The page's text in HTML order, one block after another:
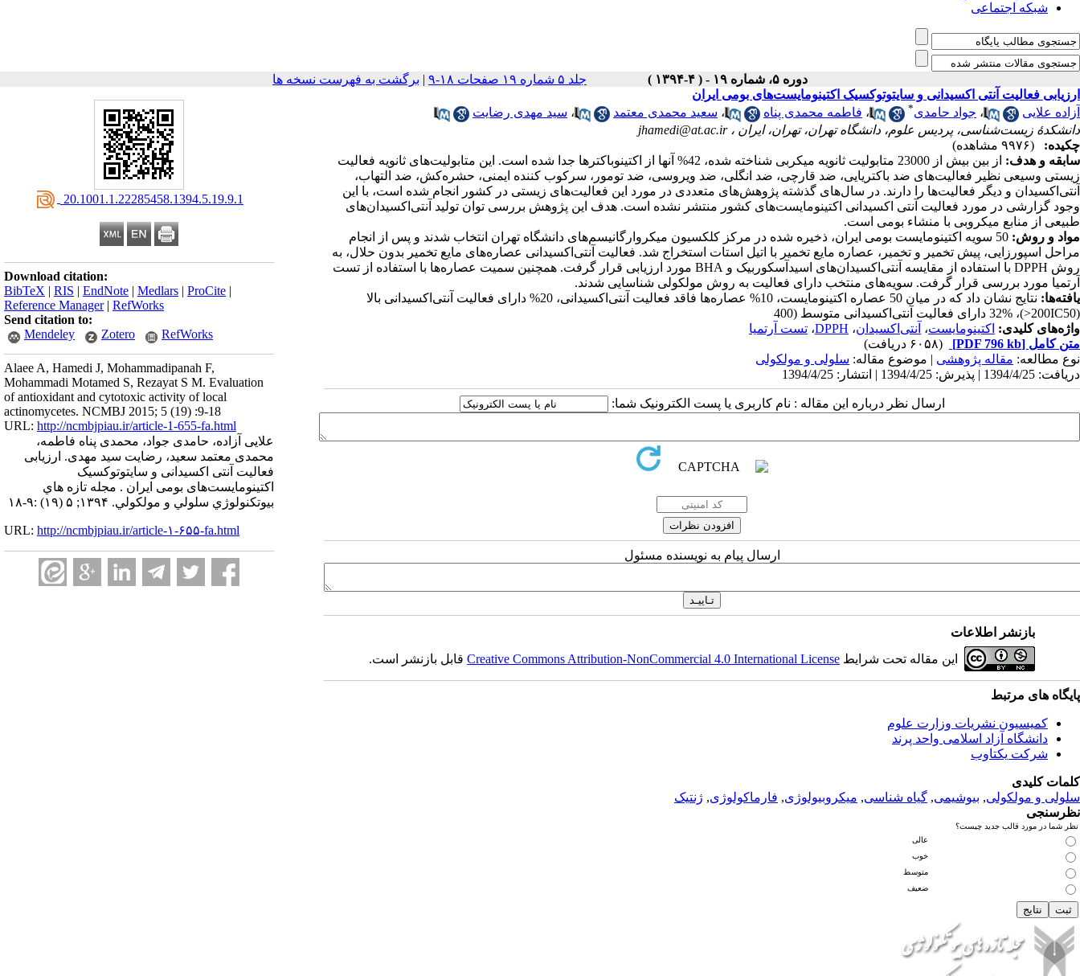
شبکه اجتماعی
دوره ۵، شماره ۱۹ - ( ۴-۱۳۹۴ ) جلد ۵ شماره ۱۹ صفحات ۱۸-۹ | برگشت به فهرست نسخه ها
‎ 20.1001.1.22285458.1394.5.19.9.1
Download citation:
BibTeX | RIS | EndNote | Medlars | ProCite |
Reference Manager| RefWorks
Send citation to:
Mendeley
Zotero RefWorks
Alaee A, Hamedi J, Mohammadipanah F,
Mohammadi Motamed S, Rezayat S M. Evaluation
of antioxidant and cytotoxic activity of local
actinomycetes. NCMBJ 2015; 5 (19) :9-18
URL: http://ncmbjpiau.ir/article-1-655-fa.html
علایی آزاده، حامدی جواد، محمدی پناه فاطمه،
محمدی معتمد سعید، رضایت سید مهدی. ارزیابی
فعالیت آنتی اکسیدانی و سایتوتوکسیک
اکتینومایست‌های بومی ایران . مجله تازه هاي
بيوتكنولوژي سلولي و مولكولي. ۱۳۹۴; ۵ (۱۹) :۹-۱۸
URL: http://ncmbjpiau.ir/article-۱-۶۵۵-fa.html
ارزیابی فعالیت آنتی اکسیدانی و سایتوتوکسیک اکتینومایست‌های بومی ایران
آزاده علایی
، جواد حامدی* ، فاطمه محمدی پناه ، سعید محمدی معتمد ، سید مهدی رضایت
دانشکدۀ زیست‌شناسی، پردیس علوم، دانشگاه تهران، تهران، ایران ،jhamedi@at.ac.ir
چکیده:
(۹۹۷۶ مشاهده)
سابقه و هدف:
از بین بیش از 23000 متابولیت ثانویه میکربی شناخته شده، 42% آنها از اکتینوباکترها جدا شده است. این متابولیت‌های ثانویه فعالیت
زیستی وسیعی نظیر فعالیت‌های ضد ‌باکتریایی، ضد قارچی، ضد انگلی، ضد ویروسی، ضد تومور، سرکوب کننده ایمنی، حشره‌کش، ضد التهاب،
آنتی‌اکسیدان و دیگر فعالیت‌ها را دارند. در سال‌های گذشته پژوهش‌های متعددی در مورد این فعالیت‌های زیستی در کشور انجام شده است، با این
وجود گزارشی در مورد فعالیت آنتی اکسیدانی اکتینومایست‌های کشور منتشر نشده است. هدف این پژوهش بررسی توان تولید آنتی‌اکسیدان‌های
طبیعی از منابع میکروبی با منشاء بومی است.
مواد و روش:
50 سویه اکتینومایست‌ ‌بومی ایران، ذخیره شده در مرکز کلکسیون میکروارگانیسم‌های دانشگاه تهران انتخاب شدند و پس از انجام
مراحل اسپورزایی، پیش‌ تخمیر و تخمیر، عصاره مایع تخمیر با اتیل استات استخراج شد. فعالیت آنتی‌اکسیدانی عصاره‌های مایع تخمیر بدون حلال، به
روش DPPH با استفاده از مقایسه آنتی‌اکسیدان‌های اسیدآسکوربیک و BHA مورد ارزیابی قرار گرفت. همچنین سمیت عصاره‌ها با استفاده از تست
آرتمیا مورد بررسی قرار گرفت. سویه‌های منتخب دارای فعالیت به روش مولکولی شناسایی شدند.
یافته‌ها:
نتایج نشان داد که در میان 50 عصاره‌ اکتینومایست، 10% عصاره‌ها فاقد فعالیت آنتی‌اکسیدانی، 20% دارای فعالیت آنتی‌اکسیدانی بالا
(200IC50<)، 32% دارای فعالیت آنتی‌اکسیدانی متوسط (400
واژه‌های کلیدی: اکتینومایست، آنتی‌اکسیدان، DPPH، تست آرتمیا
متن کامل [PDF 796 kb]
(۶۰۵۸ دریافت)
نوع مطالعه: مقاله پژوهشی | موضوع مقاله: سلولی و مولکولی
دریافت: 1394/4/25 | پذیرش: 1394/4/25 | انتشار: 1394/4/25
ارسال نظر درباره این مقاله : نام کاربری یا پست الکترونیک شما:
ارسال پیام به نویسنده مسئول
بازنشر اطلاعات
این مقاله تحت شرایط Creative Commons Attribution-NonCommercial 4.0 International Licenseقابل بازنشر است.
پایگاه های مرتبط
کمیسیون نشریات وزارت علوم
دانشگاه آزاد اسلامی واحد پرند
شرکت یکتاوب
کلمات کلیدی
سلولی و مولکولی, بیوشیمی, گیاه شناسی, میکروبیولوژی, فارماکولوژی, ژنتیک
نظرسنجی
نظر شما در مورد قالب جدید چیست؟
عالی
خوب
متوسط
ضعیف